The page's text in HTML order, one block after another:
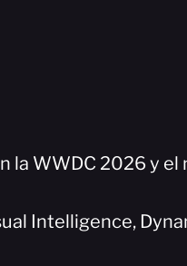
la WWDC 2026 y el
Intelligence,